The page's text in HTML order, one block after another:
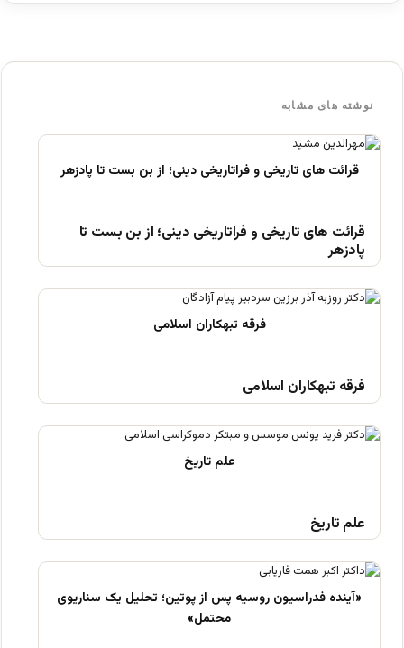
نوشته های مشابه
قرائت های تاریخی و فراتاریخی دینی؛ از بن بست تا
پادزهر
فرقه تبهکاران اسلامی
علم تاریخ